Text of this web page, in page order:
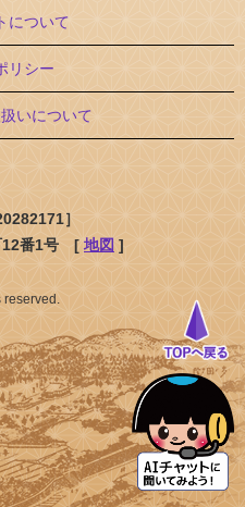
について
リシー
いについて
］
12番1号 [ 地図 ]